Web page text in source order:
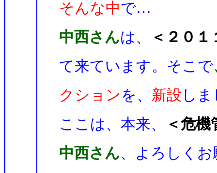
そんな中で…
中西さんは、
＜２０
て来ています。そこで
クションを、 新設 し
ここは、本来、
＜危
中西さん、よろしく